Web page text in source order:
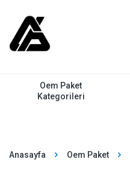
Oem Paket
Kategorileri
Anasayfa Oem Paket